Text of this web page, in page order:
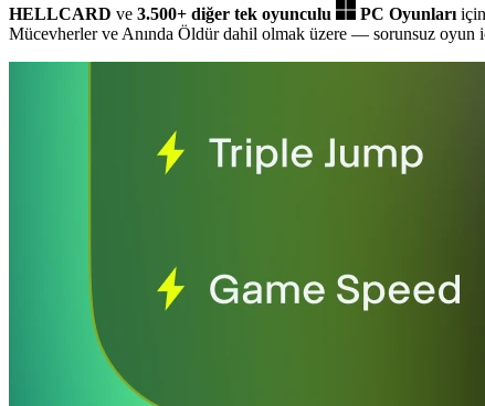
HELLCARD ve 3.500+ diğer tek oyunculu PC Oyunları
Mücevherler ve Anında Öldür dahil olmak üzere — sorunsuz oyun